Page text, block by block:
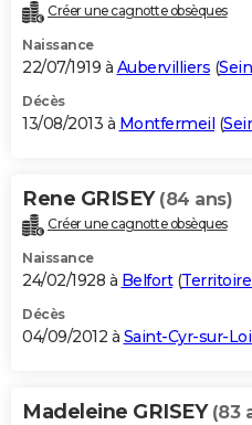
Créer une cagnotte obsèques
Naissance
22/07/1919 à Aubervilliers (
Décès
13/08/2013 à Montfermeil (
Rene GRISEY (84 ans)
Créer une cagnotte obsèques
Naissance
24/02/1928 à Belfort(
Décès
04/09/2012 à Saint-Cyr-sur-
Madeleine GRISEY (83